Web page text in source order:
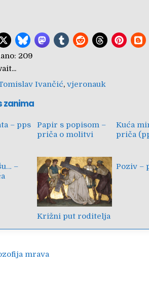
209
Ivančić,vjeronauk
zanima
– pps
Papir s popisom –
priča o molitvi
Kuća
priča
–
Križni put roditelja
Poziv –
mrava